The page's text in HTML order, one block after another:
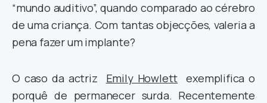
“mundo auditivo”, quando comparado ao cérebro
de uma criança. Com tantas objecções, valeria a
pena fazer um implante?
O caso da actriz Emily Howlett exemplifica o
porquê de permanecer surda. Recentemente